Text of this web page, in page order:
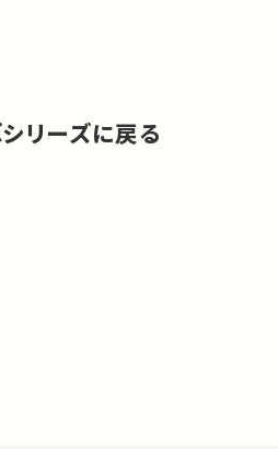
シリーズに戻る